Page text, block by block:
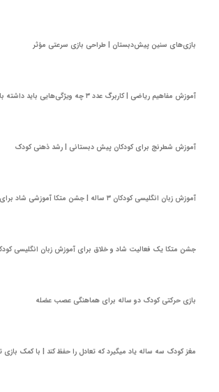
بازی‌های سنین پیش‌دبستان | طراحی بازی سرعتی مؤثر
آموزش مفاهیم ریاضی | کاربرگ عدد ۳ چه ویژگی‌هایی باید داشته باشد؟
آموزش شطرنج برای کودکان پیش دبستانی | رشد ذهنی کودک
آموزش زبان انگلیسی کودکان ۳ ساله | جشن متکا‌ آموزشی شاد برای کودکان
جشن متکا یک فعالیت شاد و خلاق برای آموزش زبان انگلیسی
بازی حرکتی کودک دو ساله برای هماهنگی عصب عضله
مغز کودک سه ساله یاد میگیرد که تعادل را حفظ کند | با کمک بازی